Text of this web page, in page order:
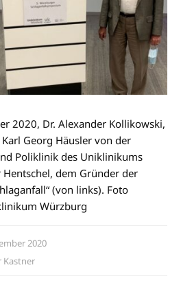
2020, Dr. Alexander Kollikowski,
Georg Häusler von der
Poliklinik des Uniklinikums
dem Gründer der
(von links). Foto
Würzburg
2020
Kastner